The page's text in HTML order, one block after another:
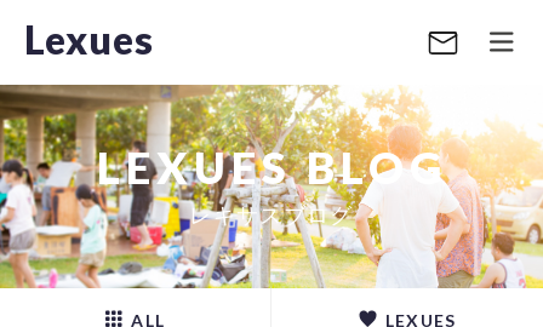
Lexues
LEXUES BLOG
レキサスブログ
ALL LEXUES